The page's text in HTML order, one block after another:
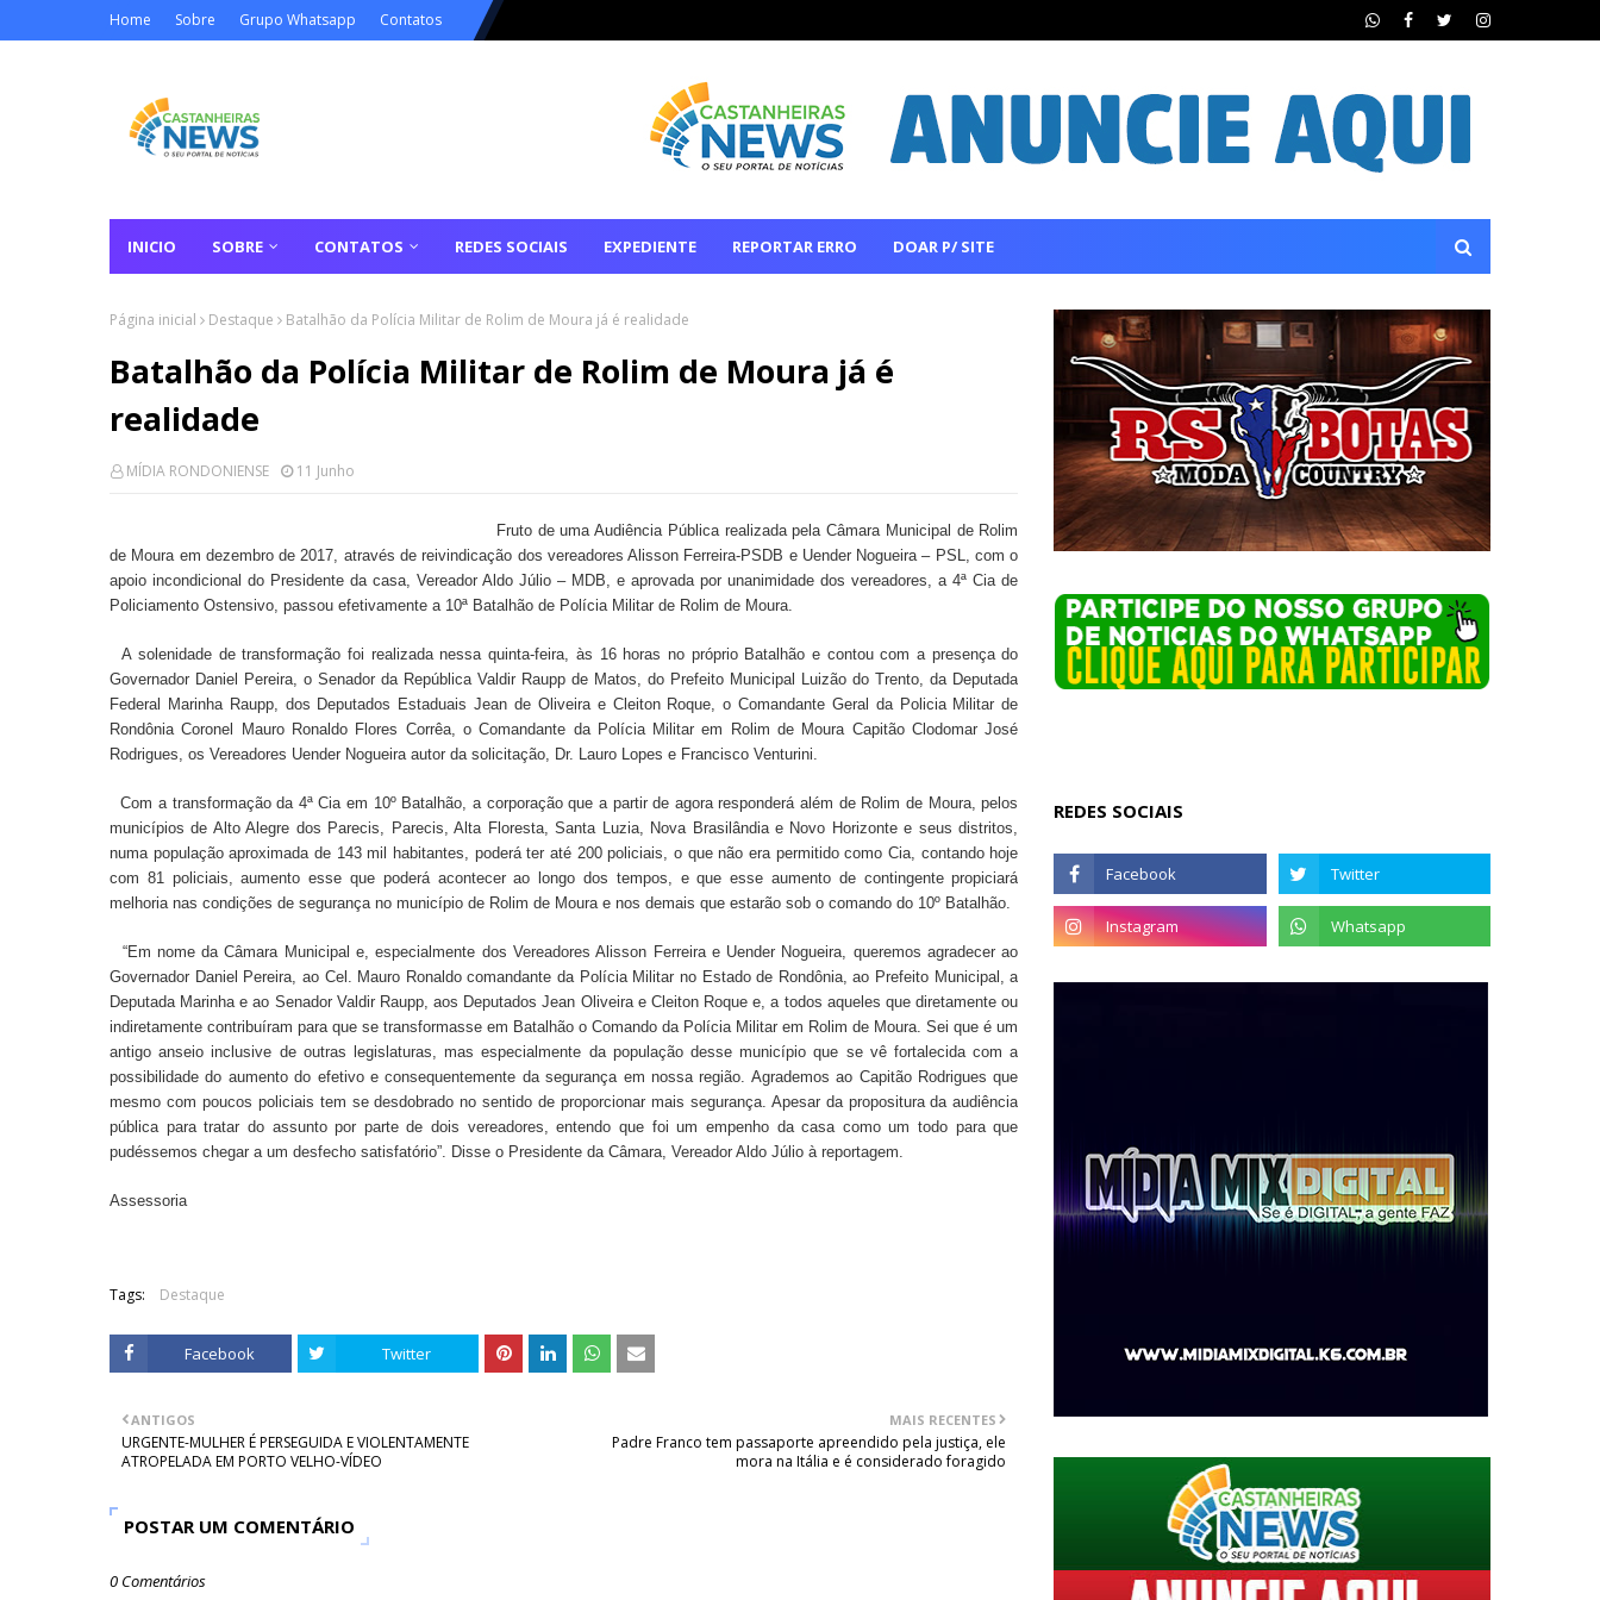
Home Sobre Grupo Whatsapp Contatos
INICIO SOBRE CONTATOS REDES SOCIAIS EXPEDIENTE REPORTAR ERRO DOAR P/ SITE
Página inicial Destaque Batalhão da Polícia Militar de Rolim de Moura já é realidade
Batalhão da Polícia Militar de Rolim de Moura já é
realidade
MÍDIA RONDONIENSE 11 Junho
Fruto de uma Audiência Pública realizada pela Câmara Municipal de Rolim
de Moura em dezembro de 2017, através de reivindicação dos vereadores Alisson Ferreira-PSDB e Uender Nogueira – PSL, com o
apoio incondicional do Presidente da casa, Vereador Aldo Júlio – MDB, e aprovada por unanimidade dos vereadores, a 4ª Cia de
Policiamento Ostensivo, passou efetivamente a 10ª Batalhão de Polícia Militar de Rolim de Moura.
A solenidade de transformação foi realizada nessa quinta-feira, às 16 horas no próprio Batalhão e contou com a presença do
Governador Daniel Pereira, o Senador da República Valdir Raupp de Matos, do Prefeito Municipal Luizão do Trento, da Deputada
Federal Marinha Raupp, dos Deputados Estaduais Jean de Oliveira e Cleiton Roque, o Comandante Geral da Policia Militar de
Rondônia Coronel Mauro Ronaldo Flores Corrêa, o Comandante da Polícia Militar em Rolim de Moura Capitão Clodomar José
Rodrigues, os Vereadores Uender Nogueira autor da solicitação, Dr. Lauro Lopes e Francisco Venturini.
Com a transformação da 4ª Cia em 10º Batalhão, a corporação que a partir de agora responderá além de Rolim de Moura, pelos
municípios de Alto Alegre dos Parecis, Parecis, Alta Floresta, Santa Luzia, Nova Brasilândia e Novo Horizonte e seus distritos,
numa população aproximada de 143 mil habitantes, poderá ter até 200 policiais, o que não era permitido como Cia, contando hoje
com 81 policiais, aumento esse que poderá acontecer ao longo dos tempos, e que esse aumento de contingente propiciará
melhoria nas condições de segurança no município de Rolim de Moura e nos demais que estarão sob o comando do 10º Batalhão.
“Em nome da Câmara Municipal e, especialmente dos Vereadores Alisson Ferreira e Uender Nogueira, queremos agradecer ao
Governador Daniel Pereira, ao Cel. Mauro Ronaldo comandante da Polícia Militar no Estado de Rondônia, ao Prefeito Municipal, a
Deputada Marinha e ao Senador Valdir Raupp, aos Deputados Jean Oliveira e Cleiton Roque e, a todos aqueles que diretamente ou
indiretamente contribuíram para que se transformasse em Batalhão o Comando da Polícia Militar em Rolim de Moura. Sei que é um
antigo anseio inclusive de outras legislaturas, mas especialmente da população desse município que se vê fortalecida com a
possibilidade do aumento do efetivo e consequentemente da segurança em nossa região. Agrademos ao Capitão Rodrigues que
mesmo com poucos policiais tem se desdobrado no sentido de proporcionar mais segurança. Apesar da propositura da audiência
pública para tratar do assunto por parte de dois vereadores, entendo que foi um empenho da casa como um todo para que
pudéssemos chegar a um desfecho satisfatório”. Disse o Presidente da Câmara, Vereador Aldo Júlio à reportagem.
Assessoria
Tags: Destaque
Facebook Twitter
MAIS RECENTES
Padre Franco tem passaporte apreendido pela justiça, ele
mora na Itália e é considerado foragido
ANTIGOS
URGENTE-MULHER É PERSEGUIDA E VIOLENTAMENTE
ATROPELADA EM PORTO VELHO-VÍDEO
POSTAR UM COMENTÁRIO
0 Comentários
REDES SOCIAIS